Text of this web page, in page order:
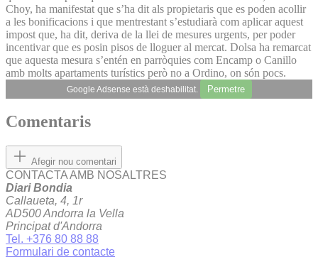
Choy, ha manifestat que s’ha dit als propietaris que es poden acollir
a les bonificacions i que mentrestant s’estudiarà com aplicar aquest
impost que, ha dit, deriva de la llei de mesures urgents, per poder
incentivar que es posin pisos de lloguer al mercat. Dolsa ha remarcat
que aquesta mesura s’entén en parròquies com Encamp o Canillo
amb molts apartaments turístics però no a Ordino, on són pocs.
Google Adsense està deshabilitat. Permetre
Comentaris
Afegir nou comentari
CONTACTA AMB NOSALTRES
Diari Bondia
Callaueta, 4, 1r
AD500 Andorra la Vella
Principat d'Andorra
Tel. +376 80 88 88
Formulari de contacte